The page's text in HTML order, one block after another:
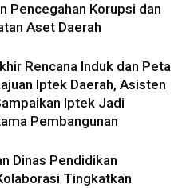
Pencegahan Korupsi dan
Aset Daerah
Rencana Induk dan Peta
Iptek Daerah, Asisten
Iptek Jadi
Pembangunan
Dinas Pendidikan
Tingkatkan